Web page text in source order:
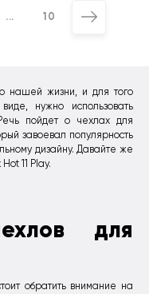
нашей жизни, и для того
нужно использовать
пойдет о чехлах для
завоевал популярность
дизайну. Давайте же
11 Play.
для
обратить внимание на
... 10